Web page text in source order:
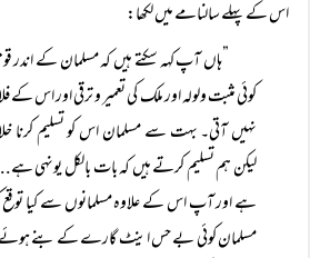
اس کے پہلے سالنامے میں لکھا:
”ہاں آپ کہہ سکتے ہیں کہ مسلمان کے اندر
کوئی مثبت ولولہ اور ملک کی تعمیر و ترقی اور اس کے
نہیں آتی۔ بہت سے مسلمان اس کو تسلیم
لیکن ہم تسلیم کرتے ہیں کہ بات بالکل یونہی
ہے اور آپ اس کے علاوہ مسلمانوں سے کیا توقع
مسلمان کوئی بے حس اینٹ گارے کے بنے